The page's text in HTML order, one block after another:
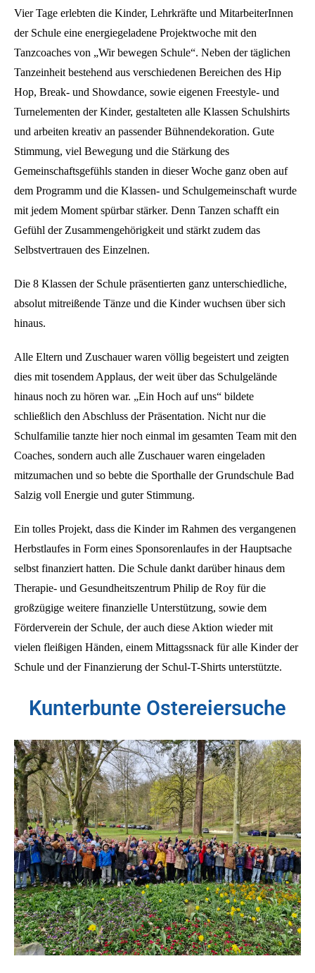
Vier Tage erlebten die Kinder, Lehrkräfte und MitarbeiterInnen
der Schule eine energiegeladene Projektwoche mit den
Tanzcoaches von „Wir bewegen Schule“. Neben der täglichen
Tanzeinheit bestehend aus verschiedenen Bereichen des Hip
Hop, Break- und Showdance, sowie eigenen Freestyle- und
Turnelementen der Kinder, gestalteten alle Klassen Schulshirts
und arbeiten kreativ an passender Bühnendekoration. Gute
Stimmung, viel Bewegung und die Stärkung des
Gemeinschaftsgefühls standen in dieser Woche ganz oben auf
dem Programm und die Klassen- und Schulgemeinschaft wurde
mit jedem Moment spürbar stärker. Denn Tanzen schafft ein
Gefühl der Zusammengehörigkeit und stärkt zudem das
Selbstvertrauen des Einzelnen.
Die 8 Klassen der Schule präsentierten ganz unterschiedliche,
absolut mitreißende Tänze und die Kinder wuchsen über sich
hinaus.
Alle Eltern und Zuschauer waren völlig begeistert und zeigten
dies mit tosendem Applaus, der weit über das Schulgelände
hinaus noch zu hören war. „Ein Hoch auf uns“ bildete
schließlich den Abschluss der Präsentation. Nicht nur die
Schulfamilie tanzte hier noch einmal im gesamten Team mit den
Coaches, sondern auch alle Zuschauer waren eingeladen
mitzumachen und so bebte die Sporthalle der Grundschule Bad
Salzig voll Energie und guter Stimmung.
Ein tolles Projekt, dass die Kinder im Rahmen des vergangenen
Herbstlaufes in Form eines Sponsorenlaufes in der Hauptsache
selbst finanziert hatten. Die Schule dankt darüber hinaus dem
Therapie- und Gesundheitszentrum Philip de Roy für die
großzügige weitere finanzielle Unterstützung, sowie dem
Förderverein der Schule, der auch diese Aktion wieder mit
vielen fleißigen Händen, einem Mittagssnack für alle Kinder der
Schule und der Finanzierung der Schul-T-Shirts unterstützte.
Kunterbunte Ostereiersuche